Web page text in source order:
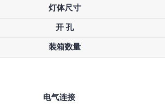
灯体尺寸
开 孔
装箱数量
电气连接